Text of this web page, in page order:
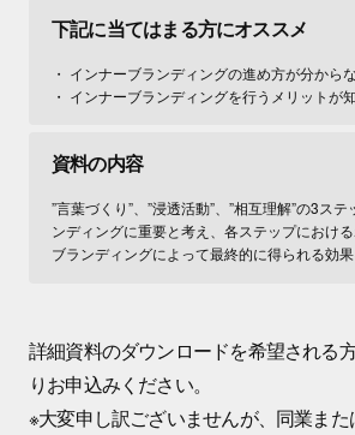
下記に当てはまる方にオススメ
インナーブランディングの進め方が分から
インナーブランディングを行うメリットが
資料の内容
”言葉づくり”、”浸透活動”、”相互理解”の3ス
ンディングに重要と考え、各ステップにおけ
ブランディングによって最終的に得られる効果
詳細資料のダウンロードを希望される
りお申込みください。
※大変申し訳ございませんが、同業ま